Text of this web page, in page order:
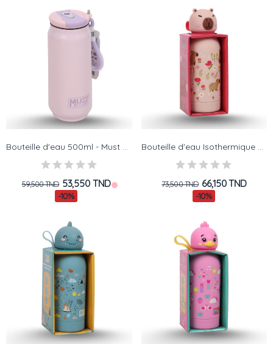
Bouteille d'eau 500ml - Must Team - Stainless...
59,500 TND 53,550 TND
-10%
Bouteille d'eau Isothermique 500ml - Must Team...
73,500 TND 66,150 TND
-10%